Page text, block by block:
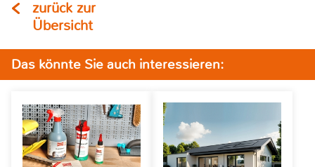
zurück zur
Übersicht
Das könnte Sie auch interessieren: